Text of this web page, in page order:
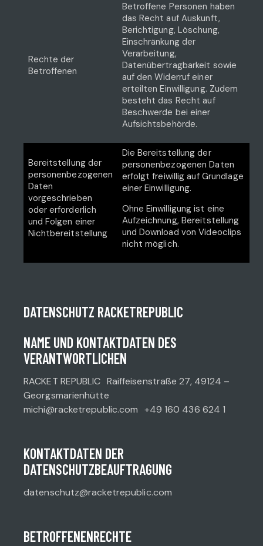
Rechte der
Betroffenen
Betroffene Personen haben
das Recht auf Auskunft,
Berichtigung, Löschung,
Einschränkung der
Verarbeitung,
Datenübertragbarkeit sowie
auf den Widerruf einer
erteilten Einwilligung. Zudem
besteht das Recht auf
Beschwerde bei einer
Aufsichtsbehörde.
Bereitstellung der
personenbezogenen
Daten
vorgeschrieben
oder erforderlich
und Folgen einer
Nichtbereitstellung
Die Bereitstellung der
personenbezogenen Daten
erfolgt freiwillig auf Grundlage
einer Einwilligung.
Ohne Einwilligung ist eine
Aufzeichnung, Bereitstellung
und Download von Videoclips
nicht möglich.
DATENSCHUTZ RACKETREPUBLIC
NAME UND KONTAKTDATEN DES
VERANTWORTLICHEN
RACKET REPUBLIC Raiffeisenstraße 27, 49124 –
Georgsmarienhütte
michi@racketrepublic.com +49 160 436 624 1
KONTAKTDATEN DER
DATENSCHUTZBEAUFTRAGUNG
datenschutz@racketrepublic.com
BETROFFENENRECHTE